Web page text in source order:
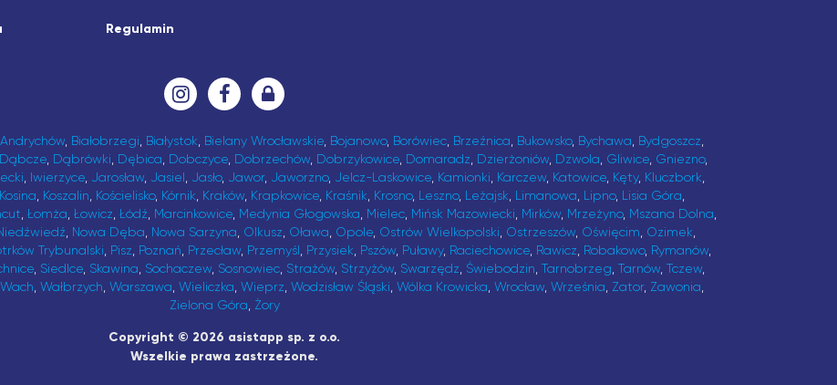
Regulamin
Andrychów, Białobrzegi Białystok Bielany Wrocławskie, Bojanowo, Borówiec, Brzeźnica Bukowsko, Bychawa Bydgoszcz
Dąbcze, Dąbrówki Dębica Dobczyce, Dobrzechów, Dobrzykowice, Domaradz Dzierżoniów, Dzwola Gliwice, Gniezno,
Iwierzyce Jarosław Jasiel Jasło, Jawor Jaworzno, Jelcz-Laskowice Kamionki Karczew Katowice Kęty, Kluczbork
Kosina Koszalin Kościelisko, Kórnik Kraków Krapkowice Kraśnik Krosno, Leszno, Leżajsk Limanowa Lipno, Lisia Góra
Łomża Łowicz Łódź Marcinkowice, Medynia Głogowska Mielec, Mińsk Mazowiecki Mirków, Mrzeżyno, Mszana Dolna
Nowa Dęba Nowa Sarzyna Olkusz Oława Opole, Ostrów Wielkopolski Ostrzeszów, Oświęcim Ozimek
Trybunalski Pisz Poznań Przecław, Przemyśl Przysiek Pszów, Puławy, Raciechowice, Rawicz Robakowo, Rymanów,
, Siedlce, Skawina Sochaczew, Sosnowiec, Strażów, Strzyżów, Swarzędz Świebodzin Tarnobrzeg Tarnów, Tczew,
Wach Wałbrzych Warszawa Wieliczka Wieprz Wodzisław Śląski Wólka Krowicka Wrocław Września Zator Zawonia
Zielona Góra Żory
Copyright © 2026 asistapp sp. z o.o.
Wszelkie prawa zastrzeżone.